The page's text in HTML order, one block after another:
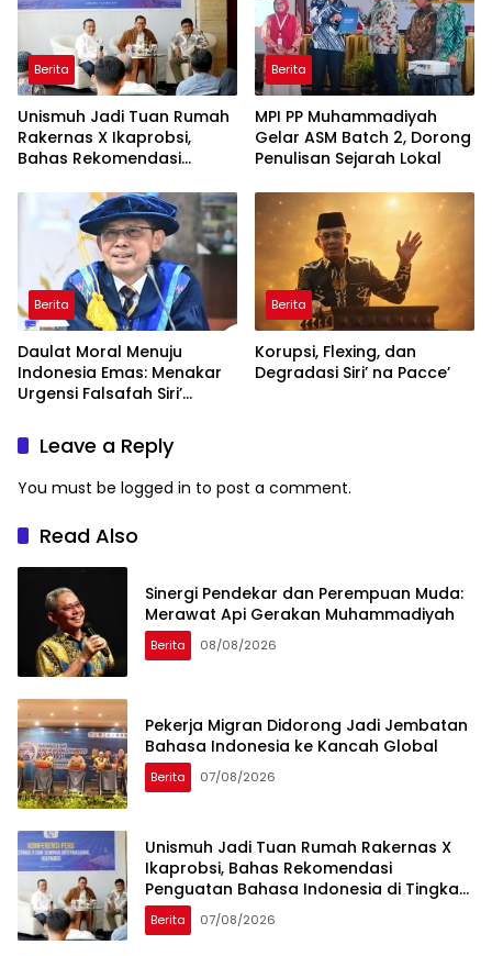
Berita
Unismuh Jadi Tuan Rumah
Rakernas X Ikaprobsi,
Bahas Rekomendasi
Indonesia di Tingkat
Global
Berita
MPI PP Muhammadiyah
Gelar ASM Batch 2, Dorong
Penulisan Sejarah Lokal
Berita
Daulat Moral Menuju
Indonesia Emas: Menakar
Urgensi Falsafah Siri’
Ancaman Kleptokrasi
Berita
Korupsi, Flexing, dan
Degradasi Siri’ na Pacce’
Leave a Reply
You must be logged in to post a comment.
Read Also
Sinergi Pendekar dan Perempuan Muda:
Merawat Api Gerakan Muhammadiyah
Berita 08/08/2026
Pekerja Migran Didorong Jadi Jembatan
Bahasa Indonesia ke Kancah Global
Berita 07/08/2026
Unismuh Jadi Tuan Rumah Rakernas X
Ikaprobsi, Bahas Rekomendasi
Penguatan Bahasa Indonesia di Tingkat
Global
Berita 07/08/2026